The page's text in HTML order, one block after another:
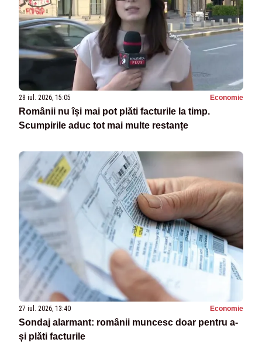
28 iul. 2026, 15:05 Economie
Românii nu își mai pot plăti facturile la timp.
Scumpirile aduc tot mai multe restanțe
27 iul. 2026, 13:40 Economie
Sondaj alarmant: românii muncesc doar pentru a-
și plăti facturile